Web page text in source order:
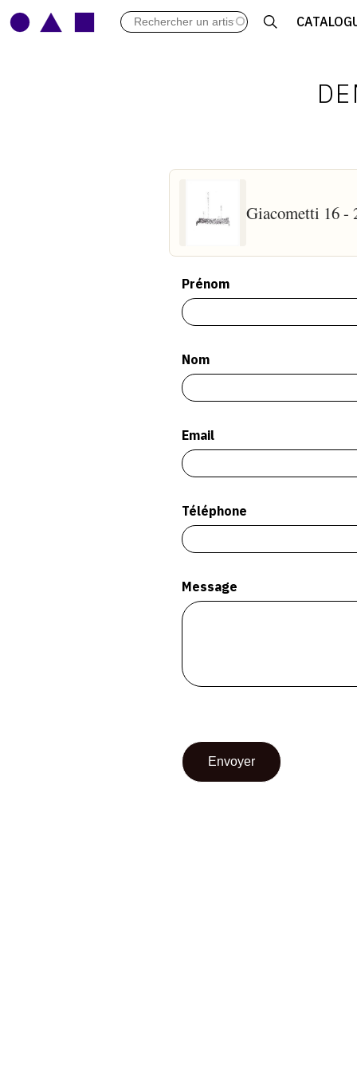
ARCHIVES DES EXPOSITIONS
LIBRAIRIE : LIVRES &
LEXIQUE ARTISTIQUE
Giacometti 16 -
Prénom
Nom
Email
Téléphone
Message